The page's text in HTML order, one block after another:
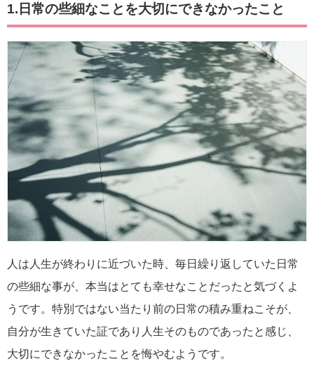
1.日常の些細なことを大切にできなかったこと
人は人生が終わりに近づいた時、毎日繰り返していた日常
の些細な事が、本当はとても幸せなことだったと気づくよ
うです。特別ではない当たり前の日常の積み重ねこそが、
自分が生きていた証であり人生そのものであったと感じ、
大切にできなかったことを悔やむようです。